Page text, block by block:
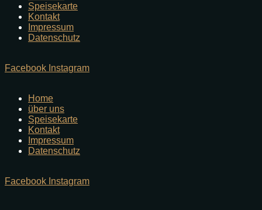
Speisekarte
Kontakt
Impressum
Datenschutz
Facebook Instagram
Home
über uns
Speisekarte
Kontakt
Impressum
Datenschutz
Facebook Instagram